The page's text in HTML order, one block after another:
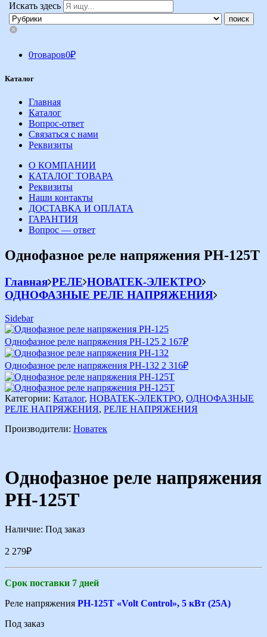
Искать здесь
0товаров0₽
Каталог
Главная
Каталог
Вопрос-ответ
Связаться с нами
Реквизиты
О КОМПАНИИ
КАТАЛОГ ТОВАРА
Реквизиты
Наши контакты
ДОСТАВКА И ОПЛАТА
ГАРАНТИЯ
Вопрос — ответ
Однофазное реле напряжения РН-125Т
Главная РЕЛЕ НОВАТЕК-ЭЛЕКТРО
ОДНОФАЗНЫЕ РЕЛЕ НАПРЯЖЕНИЯ
Sidebar
Однофазное реле напряжения РН-125 2 167₽
Однофазное реле напряжения РН-132 2 316₽
Категории: Каталог, НОВАТЕК-ЭЛЕКТРО, ОДНОФАЗНЫЕ
РЕЛЕ НАПРЯЖЕНИЯ, РЕЛЕ НАПРЯЖЕНИЯ
Производители: Новатек
Однофазное реле напряжения
РН-125Т
Наличие: Под заказ
2 279₽
Срок поставки 7 дней
Реле напряжения РН-125Т «Volt Control», 5 кВт (25А)
Под заказ